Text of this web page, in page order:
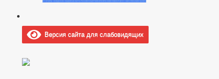
Версия сайта для слабовидящих